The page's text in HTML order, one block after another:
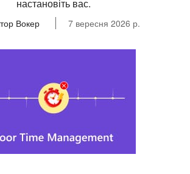
настановіть вас.
Вокер 7 вересня 2026 р.